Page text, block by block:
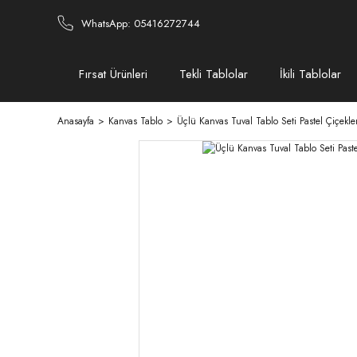
WhatsApp: 05416272744
Fırsat Ürünleri Tekli Tablolar İkili Tablolar
Anasayfa Kanvas Tablo Üçlü Kanvas Tuval Tablo Seti Pastel